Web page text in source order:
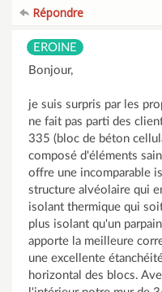
Répondre
EROINE
Bonjour,
je suis surpris par les
ne fait pas parti des
335 (bloc de béton
composé d'éléments
offre une incomparable
structure alvéolaire qui
isolant thermique qui
plus isolant qu'un
apporte la meilleure
une excellente
horizontal des blocs.